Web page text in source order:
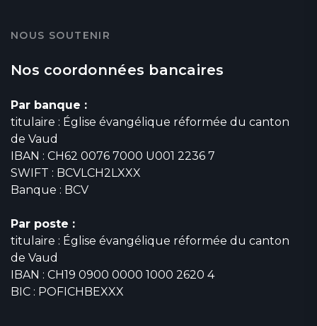
NOUS SOUTENIR
Nos coordonnées bancaires
Par banque :
titulaire : Église évangélique réformée du canton
de Vaud
IBAN : CH62 0076 7000 U001 2236 7
SWIFT : BCVLCH2LXXX
Banque : BCV
Par poste :
titulaire : Église évangélique réformée du canton
de Vaud
IBAN : CH19 0900 0000 1000 2620 4
BIC : POFICHBEXXX